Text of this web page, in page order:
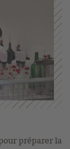
préparer la